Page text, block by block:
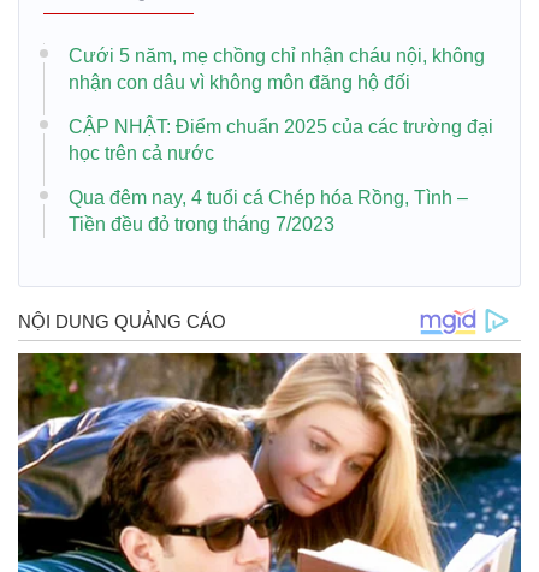
Cưới 5 năm, mẹ chồng chỉ nhận cháu nội, không
nhận con dâu vì không môn đăng hộ đối
CẬP NHẬT: Điểm chuẩn 2025 của các trường đại
học trên cả nước
Qua đêm nay, 4 tuổi cá Chép hóa Rồng, Tình –
Tiền đều đỏ trong tháng 7/2023